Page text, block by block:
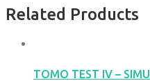
Related Products
TOMO TEST IV –